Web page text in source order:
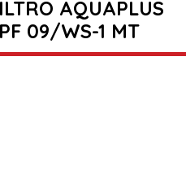
AQUAPLUS
09/WS-1 MT